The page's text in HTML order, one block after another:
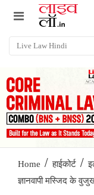
Home / हाईकोर्ट /
ज्ञानवापी मस्जिद के